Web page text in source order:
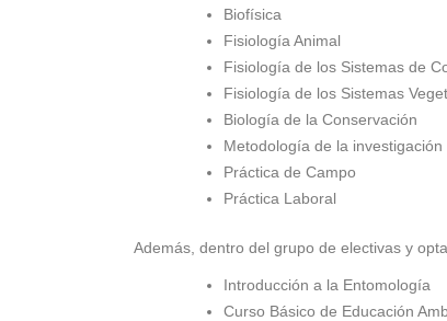
Biofísica
Fisiología Animal
Fisiología de los Sistemas de
Fisiología de los Sistemas
Biología de la Conservación
Metodología de la investigación
Práctica de Campo
Práctica Laboral
Además, dentro del grupo de electivas y
Introducción a la Entomología
Curso Básico de Educación